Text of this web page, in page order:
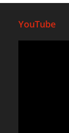
YouTube